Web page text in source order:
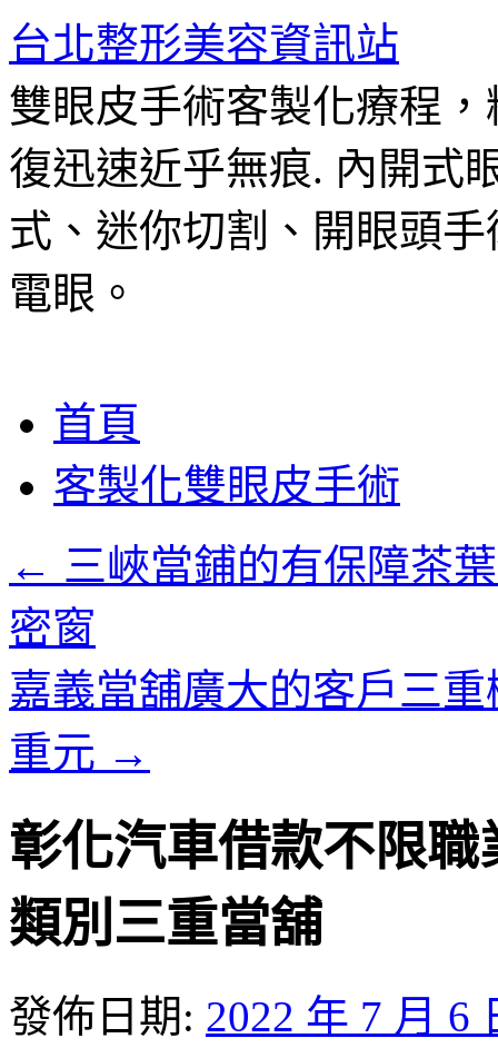
台北整形美容資訊站
雙眼皮手術客製化療程
復迅速近乎無痕. 內開式
式、迷你切割、開眼頭
電眼。
至
要
首頁
客製化雙眼皮手術
← 三峽當鋪的有保障茶
密窗
嘉義當舖廣大的客戶三
重元 →
彰化汽車借款不限
類別三重當舖
發佈日期: 2022 年 7 月 6